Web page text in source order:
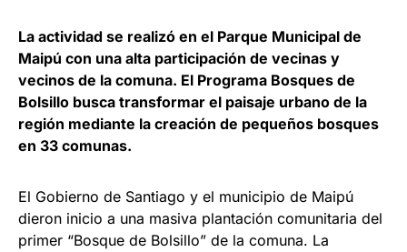
La actividad se realizó en el Parque Municipal de
Maipú con una alta participación de vecinas y
vecinos de la comuna. El Programa Bosques de
Bolsillo busca transformar el paisaje urbano de la
región mediante la creación de pequeños bosques
en 33 comunas.
El Gobierno de Santiago y el municipio de Maipú
dieron inicio a una masiva plantación comunitaria del
primer “Bosque de Bolsillo” de la comuna. La